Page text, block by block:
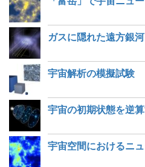
ガスに隠れた遠方銀河
宇宙解析の模擬試験
宇宙の初期状態を逆